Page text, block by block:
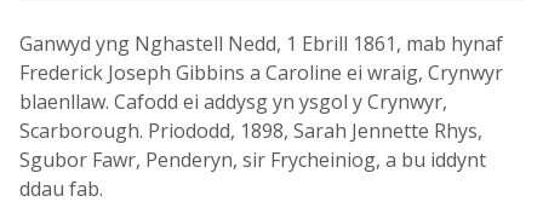
Ganwyd yng Nghastell Nedd, 1 Ebrill 1861, mab hynaf
Frederick Joseph Gibbins a Caroline ei wraig, Crynwyr
blaenllaw. Cafodd ei addysg yn ysgol y Crynwyr,
Scarborough. Priododd, 1898, Sarah Jennette Rhys,
Sgubor Fawr, Penderyn, sir Frycheiniog, a bu iddynt
ddau fab.